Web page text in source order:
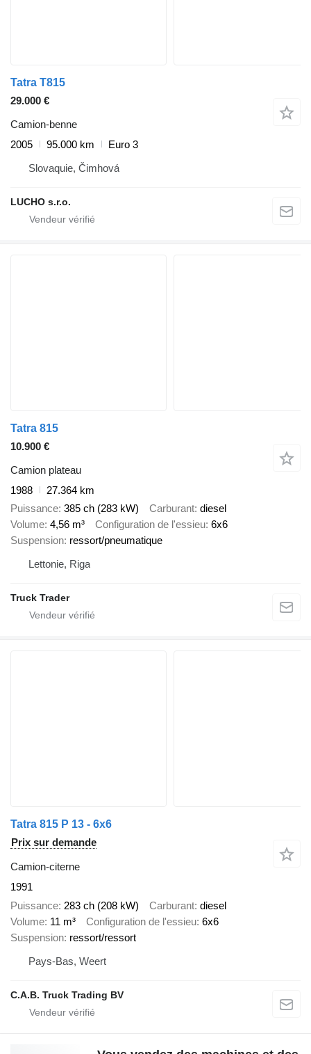
Tatra T815
29.000 €
Camion-benne
2005
95.000 km
Euro 3
Slovaquie, Čimhová
LUCHO s.r.o.
Tatra 815
10.900 €
Camion plateau
1988
27.364 km
Puissance 385 ch (283 kW) Carburant diesel
Volume 4,56 m³ Configuration de l'essieu 6x6
Suspension ressort/pneumatique
Lettonie, Riga
Truck Trader
Tatra 815 P 13 - 6x6
Prix sur demande
Camion-citerne
1991
Puissance 283 ch (208 kW) Carburant diesel
Volume 11 m³ Configuration de l'essieu 6x6
Suspension ressort/ressort
Pays-Bas, Weert
C.A.B. Truck Trading BV